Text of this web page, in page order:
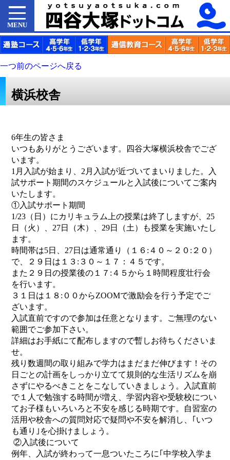
MENU
一つ前のページへ戻る
横浜校舎
6年生の皆さま
いつもありがとうございます。四谷大塚横浜校舎でござ
います。
1月入試が始まり、2月入試が近づいてまいりました。入
試サポート期間のスケジュールと入試後についてご案内
いたします。
①入試サポート期間
1/23（日）にカリキュラム上の授業は終了しますが、25
日（火）、27日（木）、29日（土）も授業を実施いたし
ます。
時間帯は5日、27日は通常通り（１６:４０～２０:２０）
で、２９日は１３:３０～１７：４５です。
また２９日の授業後の１７:４５から１時間程度壮行会
を行います。
３１日は１８:００からZOOMで激励会を行う予定でご
ざいます。
入試直前ですので参加は任意となります。ご無理のない
範囲でご参加下さい。
詳細はお手紙にて配布しますので暫しお待ちくださいま
せ。
残り数週間の取り組みで学力はまだまだ伸びます！その
日ごとの計画をしっかり立てて規則的な生活リズムを崩
さずにやるべきことをこなしていきましょう。入試直前
で１人で勉強する時間が増え、学習内容や受験校につい
てお子様もいろいろと不安を感じる時期です。自習室の
活用や校舎への質問対応で疑問や不安を解消し、｢いつ
も通り｣を心掛けましょう。
②入試後について
例年、入試が終わって一息ついたころに｢中学校入学ま